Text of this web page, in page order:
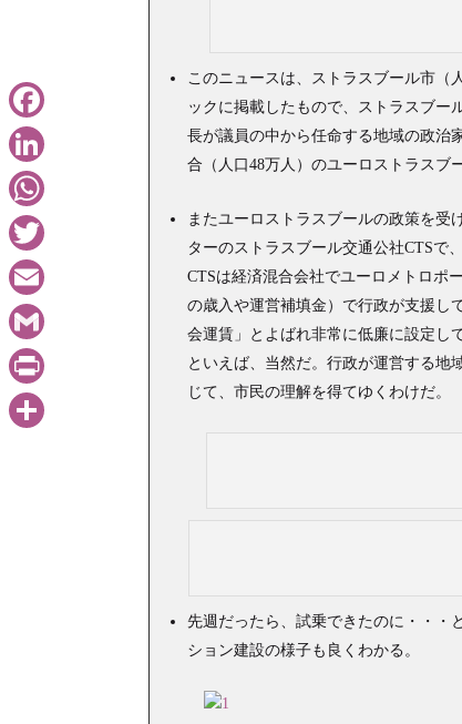
このニュースは、ストラスブール市（
ックに掲載したもので、ストラスブー
長が議員の中から任命する地域の政治
合（人口48万人）のユーロストラスブ
またユーロストラスブールの政策を受
ターのストラスブール交通公社CTSで
CTSは経済混合会社でユーロメトロポ
の歳入や運営補填金）で行政が支援し
会運賃」とよばれ非常に低廉に設定し
といえば、当然だ。行政が運営する地
じて、市民の理解を得てゆくわけだ。
先週だったら、試乗できたのに・・・
ション建設の様子も良くわかる。
Facebook
LinkedIn
WhatsApp
Twitter
Email
Gmail
PrintFriendly